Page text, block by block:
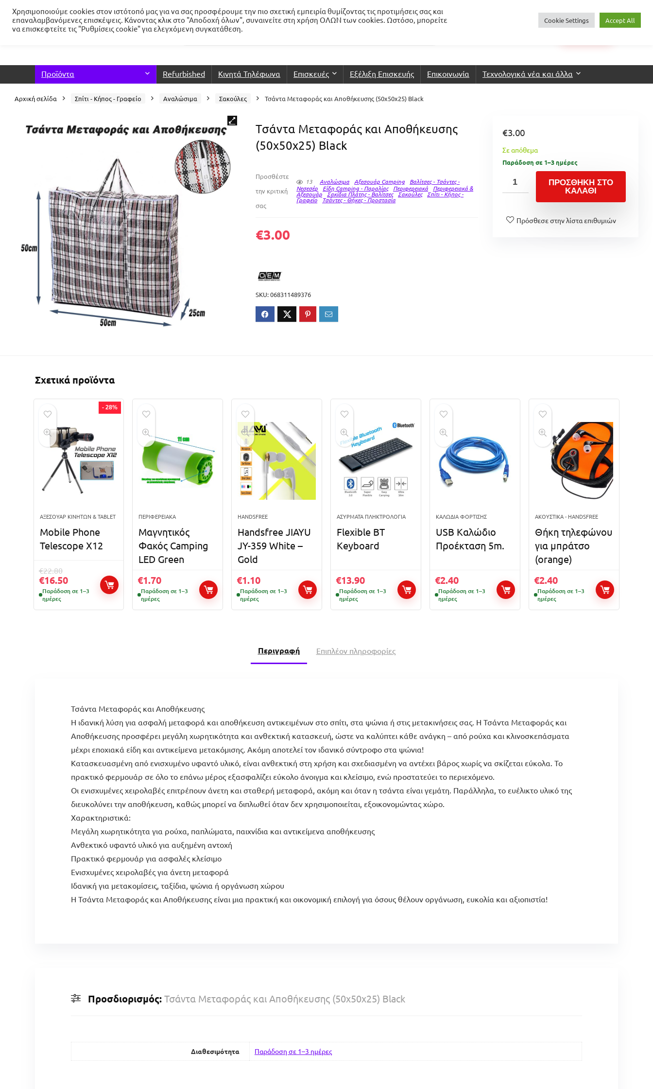
0
Προϊόντα Refurbished Κινητά Τηλέφωνα Επισκευές Εξέλιξη Επισκευής Επικοινωνία Τεχνολογικά νέα και άλλα
Αρχική σελίδα Σπίτι - Κήπος - Γραφείο Αναλώσιμα Σακούλες Τσάντα Μεταφοράς και Αποθήκευσης (50x50x25) Black
Τσάντα Μεταφοράς και Αποθήκευσης
(50x50x25) Black
Προσθέστε
την κριτική
σας
13 Αναλώσιμα Αξεσουάρ Camping
Βαλίτσες - Τσάντες -
Νεσεσέρ
Είδη Camping - Παραλίας Περιφερειακά Περιφερειακά &
Αξεσουάρ Σακίδια Πλάτης - Βαλίτσες Σακούλες Σπίτι - Κήπος -
Γραφείο Τσάντες - Θήκες - Προστασία
€3.00
SKU:068311489376
€3.00
Σε απόθεμα
Παράδοση σε 1–3 ημέρες
ΠΡΟΣΘΉΚΗ ΣΤΟ
ΚΑΛΆΘΙ
Πρόσθεσε στην λίστα επιθυμιών
Σχετικά προϊόντα
- 28%
ΑΞΕΣΟΥΆΡ ΚΙΝΗΤΏΝ & TABLET
Mobile Phone
Telescope X12
€22.80
€16.50
Παράδοση σε 1–3
ημέρες
ΠΕΡΙΦΕΡΕΙΑΚΆ
Μαγνητικός
Φακός Camping
LED Green
€1.70
Παράδοση σε 1–3
ημέρες
HANDSFREE
Handsfree JIAYU
JY-359 White –
Gold
€1.10
Παράδοση σε 1–3
ημέρες
ΑΣΎΡΜΑΤΑ ΠΛΗΚΤΡΟΛΌΓΙΑ
Flexible BT
Keyboard
€13.90
Παράδοση σε 1–3
ημέρες
ΚΑΛΏΔΙΑ ΦΌΡΤΙΣΗΣ
USB Καλώδιο
Προέκταση 5m.
€2.40
Παράδοση σε 1–3
ημέρες
ΑΚΟΥΣΤΙΚΆ - HANDSFREE
Θήκη τηλεφώνου
για μπράτσο
(orange)
€2.40
Παράδοση σε 1–3
ημέρες
Περιγραφή Επιπλέον πληροφορίες
Τσάντα Μεταφοράς και Αποθήκευσης
Η ιδανική λύση για ασφαλή μεταφορά και αποθήκευση αντικειμένων στο σπίτι, στα ψώνια ή στις μετακινήσεις σας. Η Τσάντα Μεταφοράς και
Αποθήκευσης προσφέρει μεγάλη χωρητικότητα και ανθεκτική κατασκευή, ώστε να καλύπτει κάθε ανάγκη – από ρούχα και κλινοσκεπάσματα
μέχρι εποχιακά είδη και αντικείμενα μετακόμισης. Ακόμη αποτελεί τον ιδανικό σύντροφο στα ψώνια!
Κατασκευασμένη από ενισχυμένο υφαντό υλικό, είναι ανθεκτική στη χρήση και σχεδιασμένη να αντέχει βάρος χωρίς να σκίζεται εύκολα. Το
πρακτικό φερμουάρ σε όλο το επάνω μέρος εξασφαλίζει εύκολο άνοιγμα και κλείσιμο, ενώ προστατεύει το περιεχόμενο.
Οι ενισχυμένες χειρολαβές επιτρέπουν άνετη και σταθερή μεταφορά, ακόμη και όταν η τσάντα είναι γεμάτη. Παράλληλα, το ευέλικτο υλικό της
διευκολύνει την αποθήκευση, καθώς μπορεί να διπλωθεί όταν δεν χρησιμοποιείται, εξοικονομώντας χώρο.
Χαρακτηριστικά:
Μεγάλη χωρητικότητα για ρούχα, παπλώματα, παιχνίδια και αντικείμενα αποθήκευσης
Ανθεκτικό υφαντό υλικό για αυξημένη αντοχή
Πρακτικό φερμουάρ για ασφαλές κλείσιμο
Ενισχυμένες χειρολαβές για άνετη μεταφορά
Ιδανική για μετακομίσεις, ταξίδια, ψώνια ή οργάνωση χώρου
Η Τσάντα Μεταφοράς και Αποθήκευσης είναι μια πρακτική και οικονομική επιλογή για όσους θέλουν οργάνωση, ευκολία και αξιοπιστία!
Προσδιορισμός: Τσάντα Μεταφοράς και Αποθήκευσης (50x50x25) Black
Διαθεσιμότητα Παράδοση σε 1–3 ημέρες
Χρησιμοποιούμε cookies στον ιστότοπό μας για να σας προσφέρουμε την πιο σχετική εμπειρία θυμίζοντας τις προτιμήσεις σας και
επαναλαμβανόμενες επισκέψεις. Κάνοντας κλικ στο "Αποδοχή όλων", συναινείτε στη χρήση ΟΛΩΝ των cookies. Ωστόσο, μπορείτε
να επισκεφτείτε τις "Ρυθμίσεις cookie" για ελεγχόμενη συγκατάθεση.
Cookie Settings Accept All